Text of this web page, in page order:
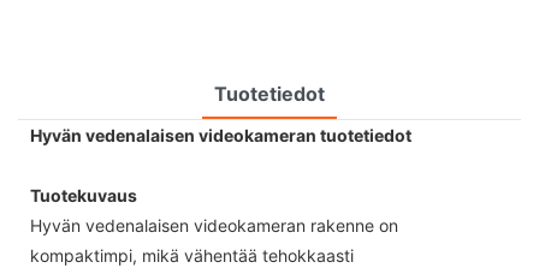
Tuotetiedot
Hyvän vedenalaisen videokameran tuotetiedot
Tuotekuvaus
Hyvän vedenalaisen videokameran rakenne on
kompaktimpi, mikä vähentää tehokkaasti